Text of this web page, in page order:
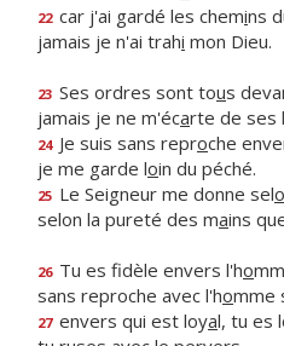
22 car j'ai gardé les chemins
jamais je n'ai trahi mon Dieu.
23 Ses ordres sont tous
jamais je ne m'écarte de ses
24 Je suis sans reproche
je me garde loin du péché.
25 Le Seigneur me donne selo
selon la pureté des mains
26 Tu es fidèle envers l'ho
sans reproche avec l'homme
27 envers qui est loyal, tu es